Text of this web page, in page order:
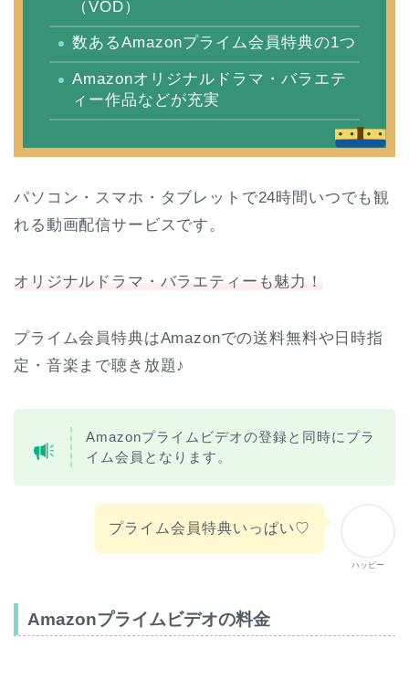
（VOD）
数あるAmazonプライム会員特典の1つ
Amazonオリジナルドラマ・バラエテ
ィー作品などが充実
パソコン・スマホ・タブレットで24時間いつでも観
れる動画配信サービスです。
オリジナルドラマ・バラエティーも魅力！
プライム会員特典はAmazonでの送料無料や日時指
定・音楽まで聴き放題♪
Amazonプライムビデオの登録と同時にプラ
イム会員となります。
ハッピー
プライム会員特典いっぱい♡
Amazonプライムビデオの料金